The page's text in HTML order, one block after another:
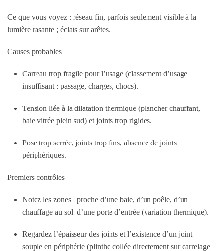
Ce que vous voyez : réseau fin, parfois seulement visible à la
lumière rasante ; éclats sur arêtes.
Causes probables
Carreau trop fragile pour l’usage (classement d’usage
insuffisant : passage, charges, chocs).
Tension liée à la dilatation thermique (plancher chauffant,
baie vitrée plein sud) et joints trop rigides.
Pose trop serrée, joints trop fins, absence de joints
périphériques.
Premiers contrôles
Notez les zones : proche d’une baie, d’un poêle, d’un
chauffage au sol, d’une porte d’entrée (variation thermique).
Regardez l’épaisseur des joints et l’existence d’un joint
souple en périphérie (plinthe collée directement sur carrelage